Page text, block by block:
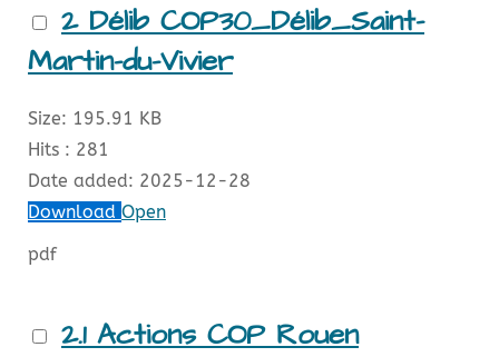
2 Délib COP30_Délib_Saint-
Martin-du-Vivier
Size: 195.91 KB
Hits : 281
Date added: 2025-12-28
Download Open
pdf
2.1 Actions COP Rouen